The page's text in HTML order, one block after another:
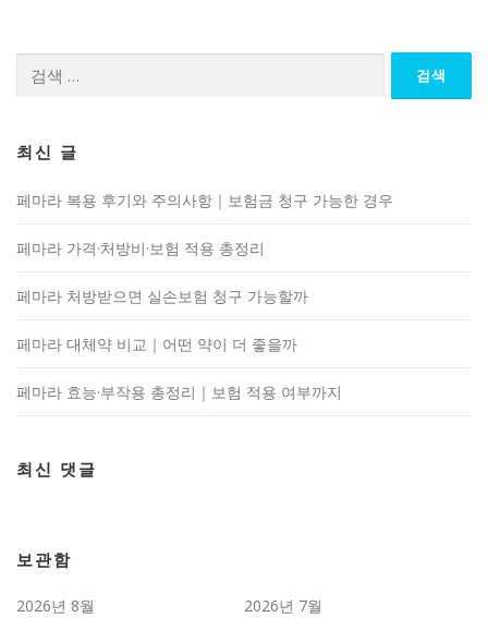
최신 글
페마라 복용 후기와 주의사항｜보험금 청구 가능한 경우
페마라 가격·처방비·보험 적용 총정리
페마라 처방받으면 실손보험 청구 가능할까
페마라 대체약 비교｜어떤 약이 더 좋을까
페마라 효능·부작용 총정리｜보험 적용 여부까지
최신 댓글
보관함
2026년 8월
2026년 7월